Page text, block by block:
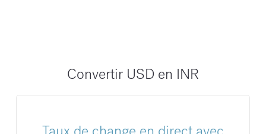
Convertir USD en INR